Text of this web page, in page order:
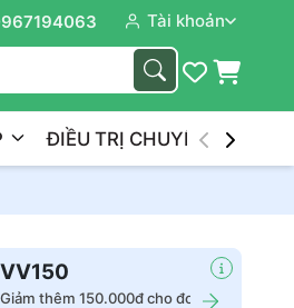
Tài khoản
ĐIỀU TRỊ CHUYÊN NGHIỆP
VV150
Giảm thêm 150.000đ cho đơn